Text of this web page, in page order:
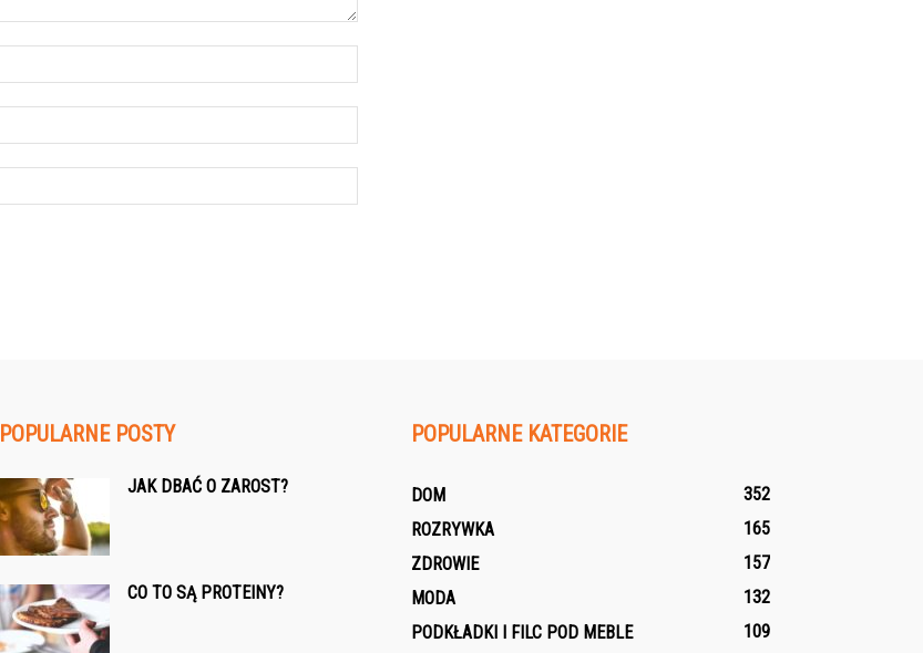
POPULARNE POSTY
JAK DBAĆ O ZAROST?
CO TO SĄ PROTEINY?
POPULARNE KATEGORIE
DOM
352
ROZRYWKA
165
ZDROWIE
157
MODA
132
PODKŁADKI I FILC POD MEBLE
109